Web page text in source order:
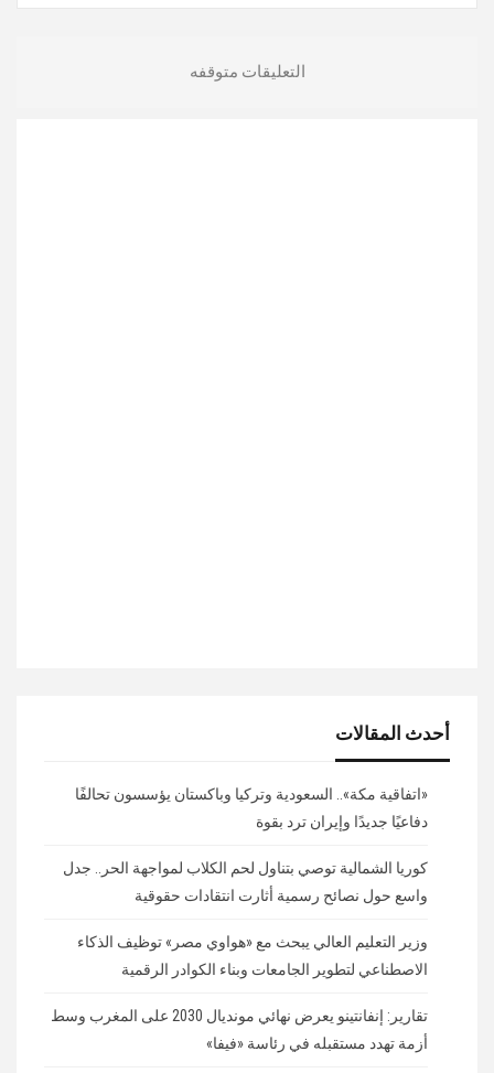
التعليقات متوقفه
أحدث المقالات
«اتفاقية مكة».. السعودية وتركيا وباكستان يؤسسون تحالفًا
دفاعيًا جديدًا وإيران ترد بقوة
كوريا الشمالية توصي بتناول لحم الكلاب لمواجهة الحر.. جدل
واسع حول نصائح رسمية أثارت انتقادات حقوقية
وزير التعليم العالي يبحث مع «هواوي مصر» توظيف الذكاء
الاصطناعي لتطوير الجامعات وبناء الكوادر الرقمية
تقارير: إنفانتينو يعرض نهائي مونديال 2030 على المغرب وسط
أزمة تهدد مستقبله في رئاسة «فيفا»